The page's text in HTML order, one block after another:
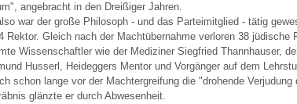
angebracht in den Dreißiger Jahren.
war der große Philosoph - und das Parteimitglied - tätig
Rektor. Gleich nach der Machtübernahme verloren 38 jüdische
Wissenschaftler wie der Mediziner Siegfried Thannhauser,
Husserl, Heideggers Mentor und Vorgänger auf dem
schon lange vor der Machtergreifung die "drohende
glänzte er durch Abwesenheit.